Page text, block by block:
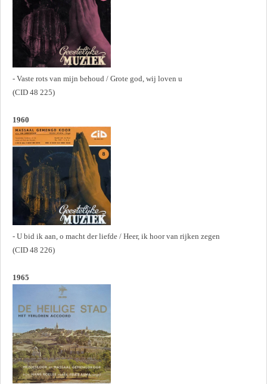
- Vaste rots van mijn behoud / Grote god, wij loven u
(CID 48 225)
1960
- U bid ik aan, o macht der liefde / Heer, ik hoor van rijken zegen
(CID 48 226)
1965